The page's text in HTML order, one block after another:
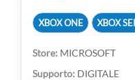
XBOX ONE XBOX
MICROSOFT
DIGITALE